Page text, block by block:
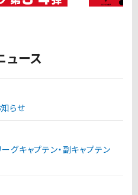
ュース
らせ
グキャプテン・副キャプテン